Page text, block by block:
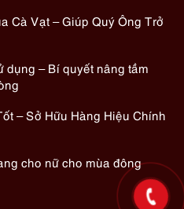
Cà Vạt – Giúp Quý Ông Trở
dụng – Bí quyết nâng tầm
– Sở Hữu Hàng Hiệu Chính
cho nữ cho mùa đông